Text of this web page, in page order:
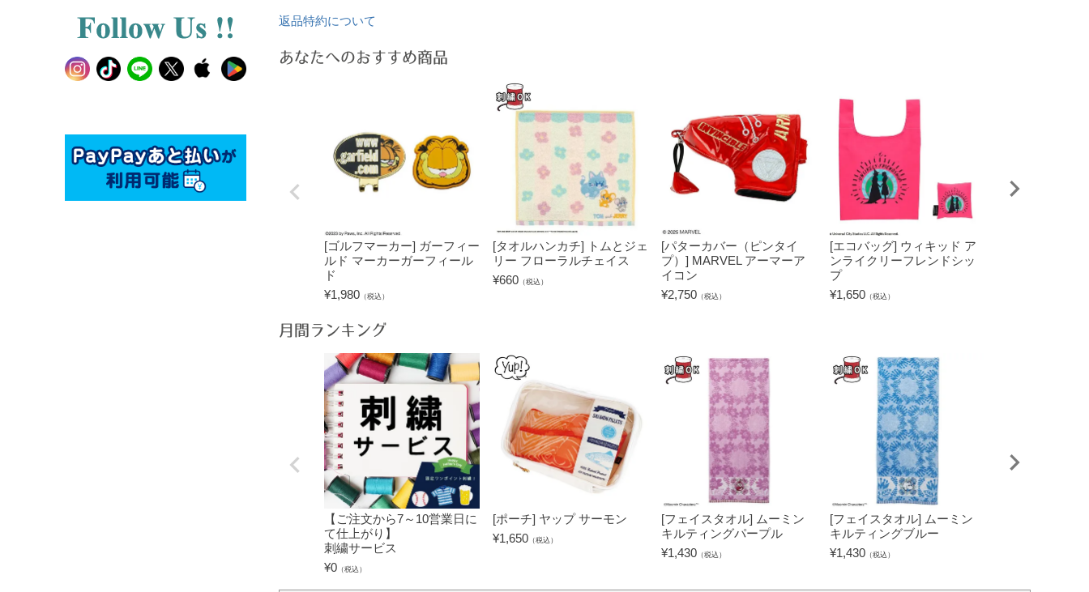
返品特約について
あなたへのおすすめ商品
[ゴルフマーカー] ガーフィー
ルド マーカーガーフィール
ド
¥1,980 （税込）
[タオルハンカチ] トムとジェ
リー フローラルチェイス
¥660 （税込）
[パターカバー（ピンタイ
プ）] MARVEL アーマーア
イコン
¥2,750 （税込）
[エコバッグ] ウィキッド ア
ンライクリーフレンドシッ
プ
¥1,650 （税込）
月間ランキング
【ご注文から7～10営業日に
て仕上がり】
刺繍サービス
¥0 （税込）
[ポーチ] ヤップ サーモン
¥1,650 （税込）
[フェイスタオル] ムーミン
キルティングパープル
¥1,430 （税込）
[フェイスタオル] ムーミン
キルティングブルー
¥1,430 （税込）